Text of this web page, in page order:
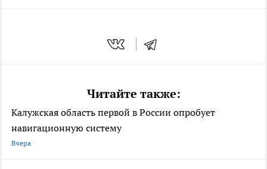
Читайте также:
Калужская область первой в России опробует
навигационную систему
Вчера